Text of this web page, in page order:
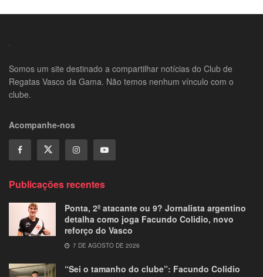
Somos um site destinado a compartilhar notícias do Club de
Regatas Vasco da Gama. Não temos nenhum vínculo com o
clube.
Acompanhe-nos
Publicações recentes
Ponta, 2º atacante ou 9? Jornalista argentino
detalha como joga Facundo Colidio, novo
reforço do Vasco
7 DE AGOSTO DE 2026
“Sei o tamanho do clube”: Facundo Colidio